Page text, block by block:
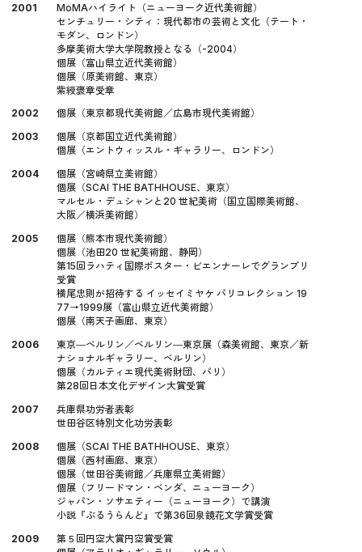
2001
MoMAハイライト（ニューヨーク近代美術館）
センチュリー・シティ：現代都市の芸術と文化（テート・
モダン、ロンドン）
多摩美術大学大学院教授となる（-2004）
個展（富山県立近代美術館）
個展（原美術館、東京）
紫綬褒章受章
2002
個展（東京都現代美術館／広島市現代美術館）
2003
個展（京都国立近代美術館）
個展（エントウィッスル・ギャラリー、ロンドン）
2004
個展（宮崎県立美術館）
個展（SCAI THE BATHHOUSE、東京）
マルセル・デュシャンと20 世紀美術（国立国際美術館、
大阪／横浜美術館）
2005
個展（熊本市現代美術館）
個展（池田20 世紀美術館、静岡）
第15回ラハティ国際ポスター・ビエンナーレでグランプリ
受賞
横尾忠則が招待する イッセイミヤケ パリコレクション 19
77→1999展（富山県立近代美術館）
個展（南天子画廊、東京）
2006
東京―ベルリン／ベルリン―東京展（森美術館、東京／新
ナショナルギャラリー、ベルリン）
個展（カルティエ現代美術財団、パリ）
第28回日本文化デザイン大賞受賞
2007
兵庫県功労者表彰
世田谷区特別文化功労表彰
2008
個展（SCAI THE BATHHOUSE、東京）
個展（西村画廊、東京）
個展（世田谷美術館／兵庫県立美術館）
個展（フリードマン・ベンダ、ニューヨーク）
ジャパン・ソサエティー（ニューヨーク）で講演
小説『ぶるうらんど』で第36回泉鏡花文学賞受賞
2009
第５回円空大賞円空賞受賞